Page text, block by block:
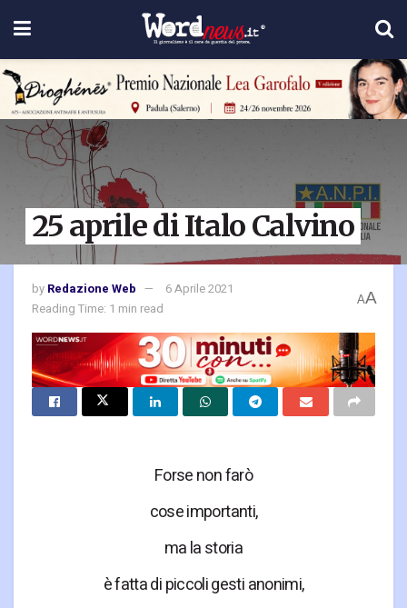
25 aprile di Italo Calvino
by Redazione Web
6 Aprile 2021
Reading Time: 1 min read
AA
Forse non farò
cose importanti,
ma la storia
è fatta di piccoli gesti anonimi,